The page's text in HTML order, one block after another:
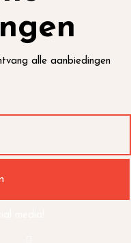
alle aanbiedingen